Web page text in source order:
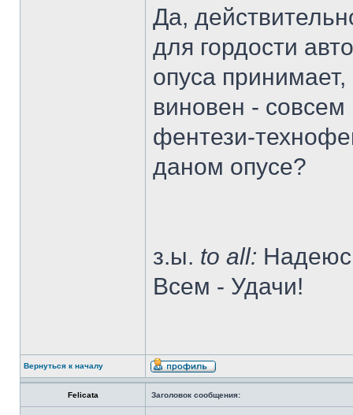
Да,
для гордости
опуса
виновен -
фентези-
даном опусе?
з.ы. to all:
Всем - Удачи!
Вернуться к началу
Felicata Заголовок сообщения: